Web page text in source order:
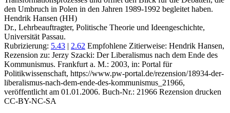
den Umbruch in Polen in den Jahren 1989-1992 begleitet haben.
Hendrik Hansen (HH)
Dr., Lehrbeauftragter, Politische Theorie und Ideengeschichte,
Universität Passau.
Rubrizierung: 5.43 | 2.62 Empfohlene Zitierweise: Hendrik Hansen,
Rezension zu: Jerzy Szacki: Der Liberalismus nach dem Ende des
Kommunismus. Frankfurt a. M.: 2003, in: Portal für
Politikwissenschaft, https://www.pw-portal.de/rezension/18934-der-
liberalismus-nach-dem-ende-des-kommunismus_21966,
veröffentlicht am 01.01.2006. Buch-Nr.: 21966 Rezension drucken
CC-BY-NC-SA